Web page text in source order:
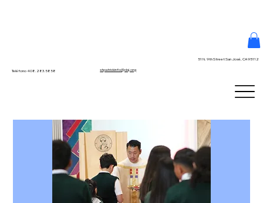
Teléfono 408.283.5858 stpatrickinfo@dsj.org
51 N. 9th Street San José, CA 95112